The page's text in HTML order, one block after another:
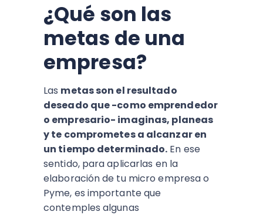
¿Qué son las
metas de una
empresa?
Las metas son el resultado
deseado que -como emprendedor
o empresario- imaginas, planeas
y te comprometes a alcanzar en
un tiempo determinado. En ese
sentido, para aplicarlas en la
elaboración de tu micro empresa o
Pyme, es importante que
contemples algunas